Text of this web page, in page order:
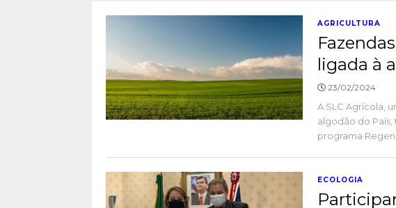
AGRICULTURA
ligada à
23/02/2024
A SLC Agrícola,
algodão do
programa
ECOLOGIA